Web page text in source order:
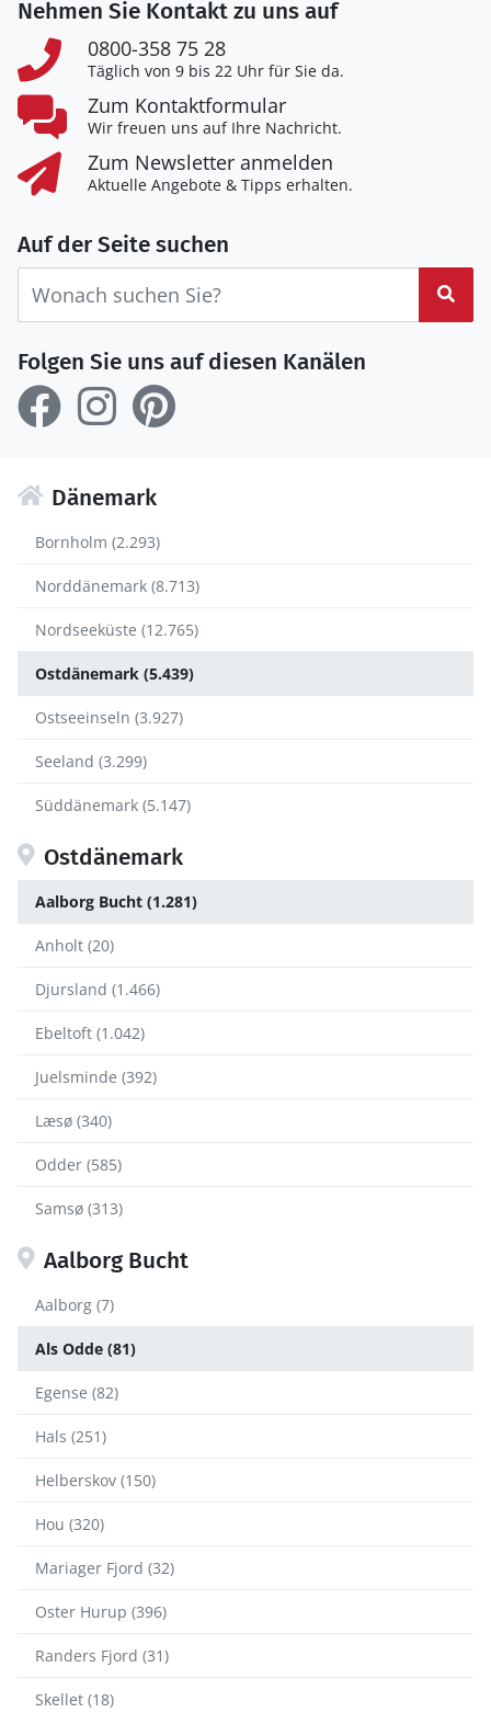
Nehmen Sie Kontakt zu uns auf
0800-358 75 28
Täglich von 9 bis 22 Uhr für Sie da.
Zum Kontaktformular
Wir freuen uns auf Ihre Nachricht.
Zum Newsletter anmelden
Aktuelle Angebote & Tipps erhalten.
Auf der Seite suchen
Folgen Sie uns auf diesen Kanälen
Dänemark
Bornholm (2.293)
Norddänemark (8.713)
Nordseeküste (12.765)
Ostdänemark (5.439)
Ostseeinseln (3.927)
Seeland (3.299)
Süddänemark (5.147)
Ostdänemark
Aalborg Bucht (1.281)
Anholt (20)
Djursland (1.466)
Ebeltoft (1.042)
Juelsminde (392)
Læsø (340)
Odder (585)
Samsø (313)
Aalborg Bucht
Aalborg (7)
Als Odde (81)
Egense (82)
Hals (251)
Helberskov (150)
Hou (320)
Mariager Fjord (32)
Oster Hurup (396)
Randers Fjord (31)
Skellet (18)